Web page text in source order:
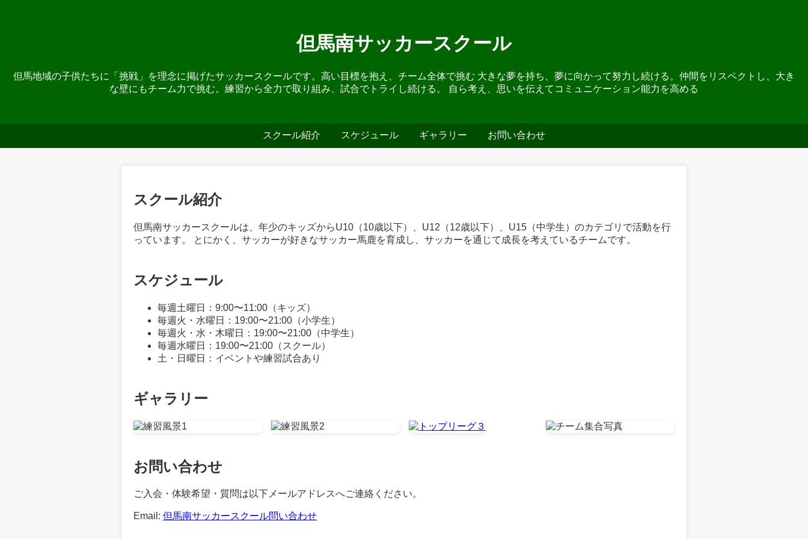
但馬南サッカースクール
但馬地域の子供たちに「挑戦」を理念に掲げたサッカースクールです。高い目標を抱え、チーム全体で挑む 大きな夢を持ち、夢に向かって努力し続ける。仲間をリスペクトし、大き
な壁にもチーム力で挑む。練習から全力で取り組み、試合でトライし続ける。 自ら考え、思いを伝えてコミュニケーション能力を高める
スクール紹介 スケジュール ギャラリー お問い合わせ
スクール紹介
但馬南サッカースクールは、年少のキッズからU10（10歳以下）、U12（12歳以下）、U15（中学生）のカテゴリで活動を行
っています。 とにかく、サッカーが好きなサッカー馬鹿を育成し、サッカーを通じて成長を考えているチームです。
スケジュール
毎週土曜日：9:00〜11:00（キッズ）
毎週火・水曜日：19:00〜21:00（小学生）
毎週火・水・木曜日：19:00〜21:00（中学生）
毎週水曜日：19:00〜21:00（スクール）
土・日曜日：イベントや練習試合あり
ギャラリー
お問い合わせ
ご入会・体験希望・質問は以下メールアドレスへご連絡ください。
Email: 但馬南サッカースクール問い合わせ